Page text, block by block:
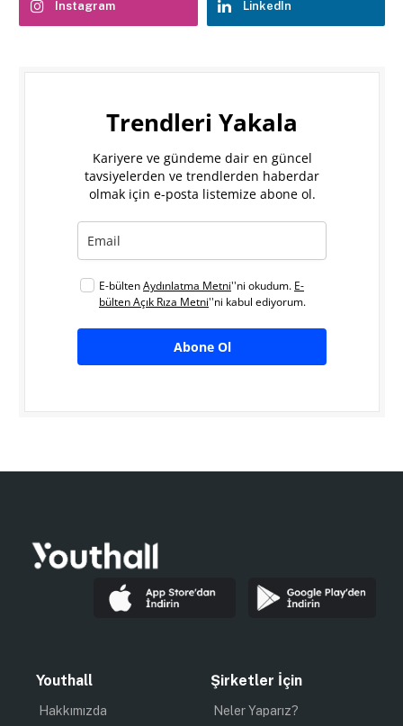
Instagram LinkedIn
Trendleri Yakala
Kariyere ve gündeme dair en güncel
tavsiyelerden ve trendlerden haberdar
olmak için e-posta listemize abone ol.
E-bültenAydınlatma Metni''ni okudum. E-
bülten Açık Rıza Metni''ni kabul ediyorum.
Abone Ol
Youthall
Hakkımızda
Şirketler İçin
Neler Yaparız?